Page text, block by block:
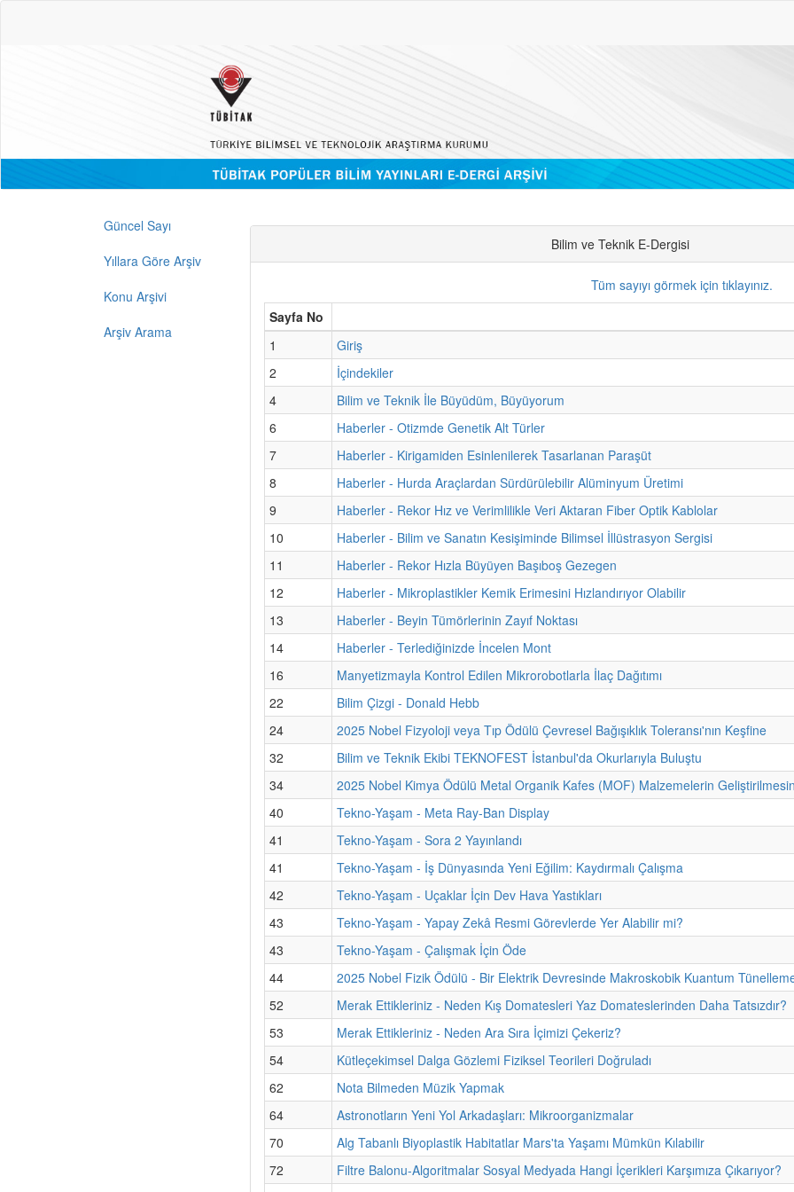
Güncel Sayı
Yıllara Göre Arşiv
Konu Arşivi
Arşiv Arama
Bilim ve Teknik E-Dergisi
Tüm sayıyı görmek için tıklayınız.
Sayfa No
1
Giriş
2
İçindekiler
4
Bilim ve Teknik İle Büyüdüm, Büyüyorum
6
Haberler - Otizmde Genetik Alt Türler
7
Haberler - Kirigamiden Esinlenilerek Tasarlanan Paraşüt
8
Haberler - Hurda Araçlardan Sürdürülebilir Alüminyum Üretimi
9
Haberler - Rekor Hız ve Verimlilikle Veri Aktaran Fiber Optik Kablolar
10
Haberler - Bilim ve Sanatın Kesişiminde Bilimsel İllüstrasyon Sergisi
11
Haberler - Rekor Hızla Büyüyen Başıboş Gezegen
12
Haberler - Mikroplastikler Kemik Erimesini Hızlandırıyor Olabilir
13
Haberler - Beyin Tümörlerinin Zayıf Noktası
14
Haberler - Terlediğinizde İncelen Mont
16
Manyetizmayla Kontrol Edilen Mikrorobotlarla İlaç Dağıtımı
22
Bilim Çizgi - Donald Hebb
24
2025 Nobel Fizyoloji veya Tıp Ödülü Çevresel Bağışıklık Toleransı'nın Keşfine
32
Bilim ve Teknik Ekibi TEKNOFEST İstanbul'da Okurlarıyla Buluştu
34
2025 Nobel Kimya Ödülü Metal Organik Kafes (MOF) Malzemelerin
40
Tekno-Yaşam - Meta Ray-Ban Display
41
Tekno-Yaşam - Sora 2 Yayınlandı
41
Tekno-Yaşam - İş Dünyasında Yeni Eğilim: Kaydırmalı Çalışma
42
Tekno-Yaşam - Uçaklar İçin Dev Hava Yastıkları
43
Tekno-Yaşam - Yapay Zekâ Resmi Görevlerde Yer Alabilir mi?
43
Tekno-Yaşam - Çalışmak İçin Öde
44
2025 Nobel Fizik Ödülü - Bir Elektrik Devresinde Makroskobik Kuantum
52
Merak Ettikleriniz - Neden Kış Domatesleri Yaz Domateslerinden Daha Tatsızdır?
53
Merak Ettikleriniz - Neden Ara Sıra İçimizi Çekeriz?
54
Kütleçekimsel Dalga Gözlemi Fiziksel Teorileri Doğruladı
62
Nota Bilmeden Müzik Yapmak
64
Astronotların Yeni Yol Arkadaşları: Mikroorganizmalar
70
Alg Tabanlı Biyoplastik Habitatlar Mars'ta Yaşamı Mümkün Kılabilir
72
Filtre Balonu-Algoritmalar Sosyal Medyada Hangi İçerikleri Karşımıza Çıkarıyor?